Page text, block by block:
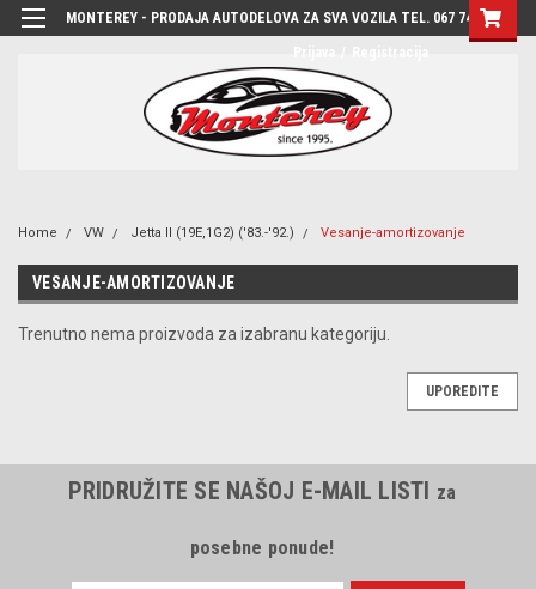
MONTEREY - PRODAJA AUTODELOVA ZA SVA VOZILA TEL. 067 7444-780
Home VW Jetta II (19E,1G2) ('83.-'92.) Vesanje-amortizovanje
VESANJE-AMORTIZOVANJE
Trenutno nema proizvoda za izabranu kategoriju.
UPOREDITE
PRIDRUŽITE SE NAŠOJ E-MAIL LISTI za
posebne ponude!